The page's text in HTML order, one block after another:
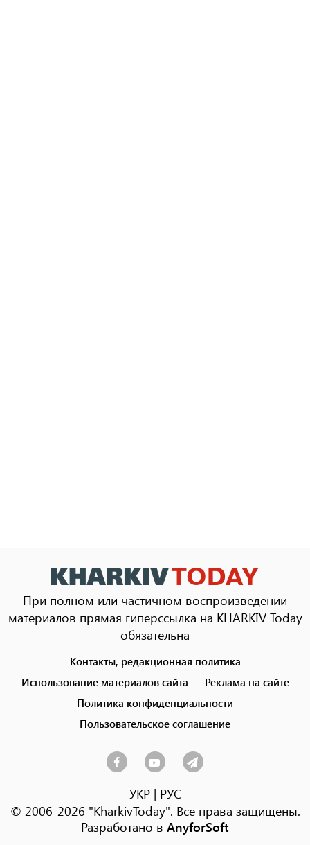
При полном или частичном воспроизведении
материалов прямая гиперссылка на KHARKIV Today
обязательна
menu
Контакты, редакционная политика
Использование материалов сайта
Реклама на сайте
Политика конфиденциальности
Пользовательское соглашение
УКР| РУС
© 2006-2026 "KharkivToday". Все права защищены.
Разработано в AnyforSoft